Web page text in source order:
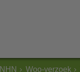
Woo-verzoek